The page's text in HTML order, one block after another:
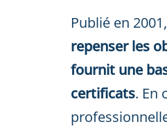
Publié en
repenser les
fournit une
certificats. En